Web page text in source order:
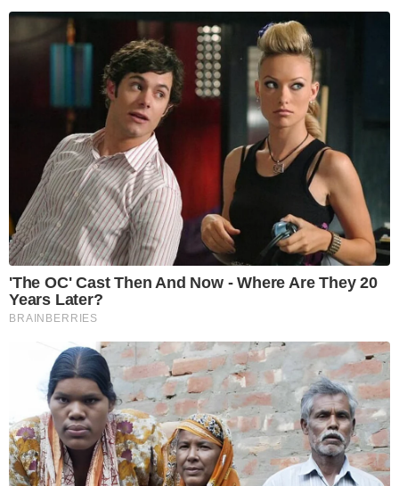
'The OC' Cast Then And Now - Where Are They 20
Years Later?
BRAINBERRIES